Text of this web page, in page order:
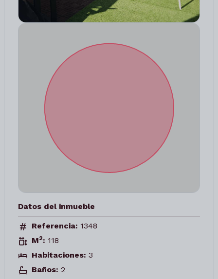
Datos del inmueble
Referencia: 1348
M2: 118
Habitaciones: 3
Baños: 2